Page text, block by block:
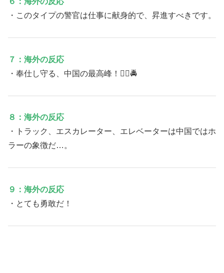
・このタイプの警官は仕事に献身的で、昇進すべきです。
７：海外の反応
・奉仕し守る、中国の最高峰！👮‍♂️🚔
８：海外の反応
・トラック、エスカレーター、エレベーターは中国ではホ
ラーの象徴だ…。
９：海外の反応
・とても勇敢だ！